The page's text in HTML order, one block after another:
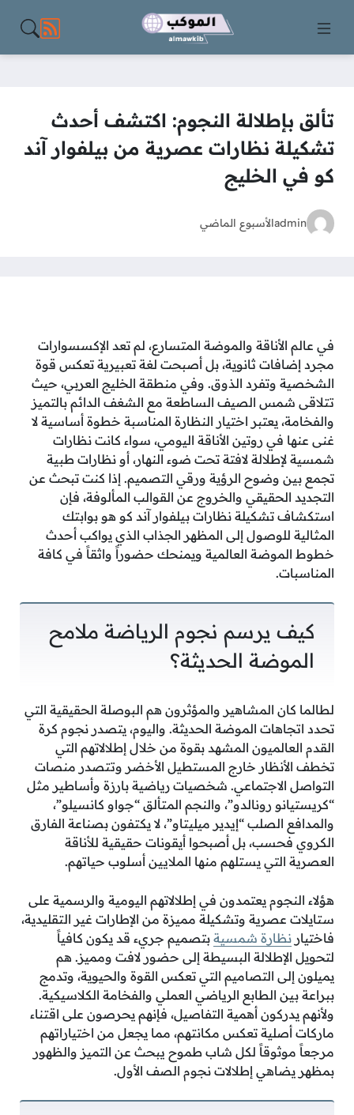
مواقع
تألق بإطلالة النجوم: اكتشف أحدث
تشكيلة نظارات عصرية من بيلفوار آند
كو في الخليج
adminالأسبوع الماضي
في عالم الأناقة والموضة المتسارع، لم تعد الإكسسوارات
مجرد إضافات ثانوية، بل أصبحت لغة تعبيرية تعكس قوة
الشخصية وتفرد الذوق. وفي منطقة الخليج العربي، حيث
تتلاقى شمس الصيف الساطعة مع الشغف الدائم بالتميز
والفخامة، يعتبر اختيار النظارة المناسبة خطوة أساسية لا
غنى عنها في روتين الأناقة اليومي، سواء كانت نظارات
شمسية لإطلالة لافتة تحت ضوء النهار، أو نظارات طبية
تجمع بين وضوح الرؤية ورقي التصميم. إذا كنت تبحث عن
التجديد الحقيقي والخروج عن القوالب المألوفة، فإن
استكشاف تشكيلة نظارات بيلفوار آند كو هو بوابتك
المثالية للوصول إلى المظهر الجذاب الذي يواكب أحدث
خطوط الموضة العالمية ويمنحك حضوراً واثقاً في كافة
المناسبات.
كيف يرسم نجوم الرياضة ملامح
الموضة الحديثة؟
لطالما كان المشاهير والمؤثرون هم البوصلة الحقيقية التي
تحدد اتجاهات الموضة الحديثة. واليوم، يتصدر نجوم كرة
القدم العالميون المشهد بقوة من خلال إطلالاتهم التي
تخطف الأنظار خارج المستطيل الأخضر وتتصدر منصات
التواصل الاجتماعي. شخصيات رياضية بارزة وأساطير مثل
“كريستيانو رونالدو”، والنجم المتألق “جواو كانسيلو”،
والمدافع الصلب “إيدير ميليتاو”، لا يكتفون بصناعة الفارق
الكروي فحسب، بل أصبحوا أيقونات حقيقية للأناقة
العصرية التي يستلهم منها الملايين أسلوب حياتهم.
هؤلاء النجوم يعتمدون في إطلالاتهم اليومية والرسمية على
ستايلات عصرية وتشكيلة مميزة من الإطارات غير التقليدية،
فاختيار نظارة شمسية بتصميم جريء قد يكون كافياً
لتحويل الإطلالة البسيطة إلى حضور لافت ومميز. هم
يميلون إلى التصاميم التي تعكس القوة والحيوية، وتدمج
ببراعة بين الطابع الرياضي العملي والفخامة الكلاسيكية.
ولأنهم يدركون أهمية التفاصيل، فإنهم يحرصون على اقتناء
ماركات أصلية تعكس مكانتهم، مما يجعل من اختياراتهم
مرجعاً موثوقاً لكل شاب طموح يبحث عن التميز والظهور
بمظهر يضاهي إطلالات نجوم الصف الأول.